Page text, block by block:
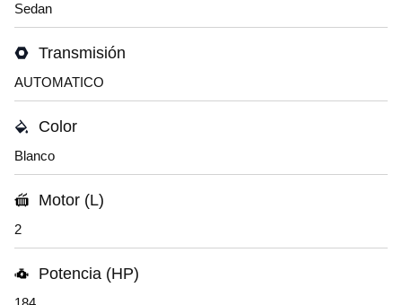
Sedan
Transmisión
AUTOMATICO
Color
Blanco
Motor (L)
2
Potencia (HP)